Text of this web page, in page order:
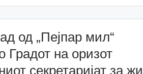
од „Пејпар мил“
Градот на оризот
секретаријат за